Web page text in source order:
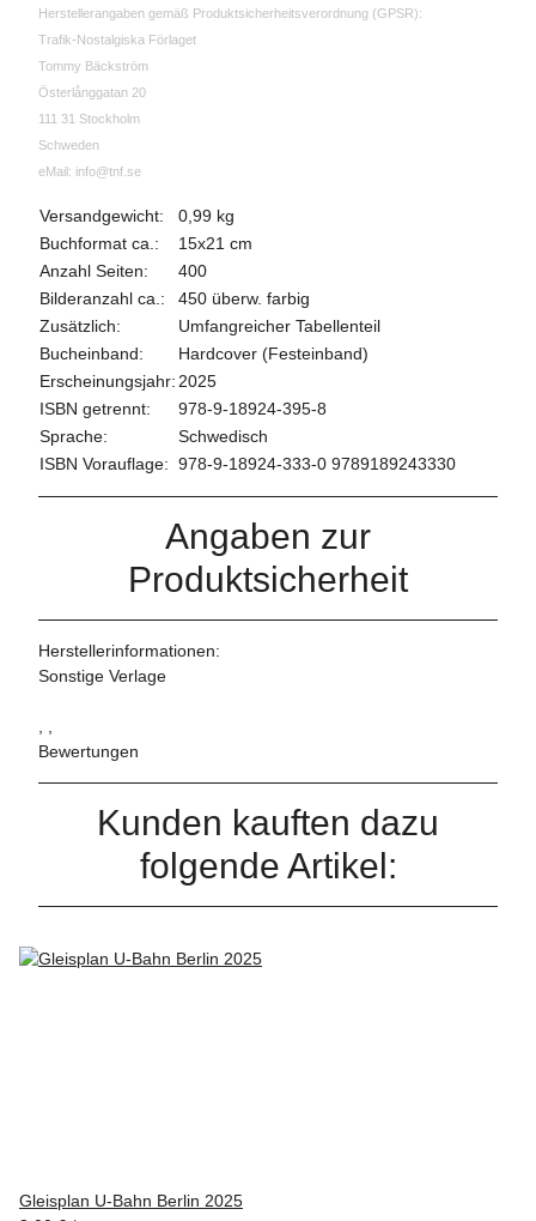
Herstellerangaben gemäß Produktsicherheitsverordnung (GPSR):
Trafik-Nostalgiska Förlaget
Tommy Bäckström
Österlånggatan 20
111 31 Stockholm
Schweden
eMail: info@tnf.se
Versandgewicht:
0,99 kg
Buchformat ca.:
15x21 cm
Anzahl Seiten:
400
Bilderanzahl ca.:
450 überw. farbig
Zusätzlich:
Umfangreicher Tabellenteil
Bucheinband:
Hardcover (Festeinband)
Erscheinungsjahr:2025
ISBN getrennt:
978-9-18924-395-8
Sprache:
Schwedisch
ISBN Vorauflage: 978-9-18924-333-0 9789189243330
Angaben zur
Produktsicherheit
Herstellerinformationen:
Sonstige Verlage
, ,
Bewertungen
Kunden kauften dazu
folgende Artikel:
Gleisplan U-Bahn Berlin 2025